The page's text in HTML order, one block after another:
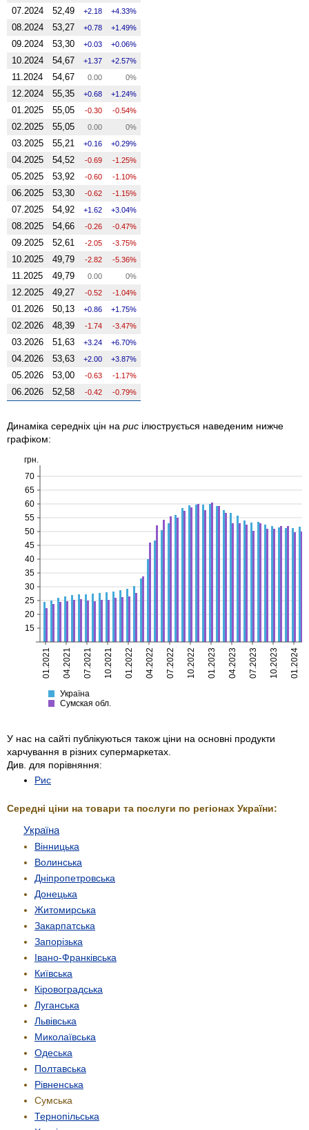
07.2024 52,49 2.18 4.33%
08.2024 53,27 0.78 1.49%
09.2024 53,30 0.03 0.06%
10.2024 54,67 1.37 2.57%
11.2024 54,67 0.00 0%
12.2024 55,35 0.68 1.24%
01.2025 55,05 -0.30 -0.54%
02.2025 55,05 0.00 0%
03.2025 55,21 0.16 0.29%
04.2025 54,52 -0.69 -1.25%
05.2025 53,92 -0.60 -1.10%
06.2025 53,30 -0.62 -1.15%
07.2025 54,92 1.62 3.04%
08.2025 54,66 -0.26 -0.47%
09.2025 52,61 -2.05 -3.75%
10.2025 49,79 -2.82 -5.36%
11.2025 49,79 0.00 0%
12.2025 49,27 -0.52 -1.04%
01.2026 50,13 0.86 1.75%
02.2026 48,39 -1.74 -3.47%
03.2026 51,63 3.24 6.70%
04.2026 53,63 2.00 3.87%
05.2026 53,00 -0.63 -1.17%
06.2026 52,58 -0.42 -0.79%
Динаміка середніх цін на рис ілюструється наведеним нижче
графіком:
Україна
Сумская
01.2021 04.2021 07.2021 10.2021 01.2022 04.2022 07.2022 10.2022 01.2023 04.2023 07.2023 10.2023 01.2024
15
20
25
30
35
40
45
50
55
60
65
70
грн.
Україна
Сумская обл.
У нас на сайті публікуються також ціни на основні продукти
харчування в різних супермаркетах.
Див. для порівняння:
Рис
Середні ціни на товари та послуги по регіонах України:
Україна
Вінницька
Волинська
Дніпропетровська
Донецька
Житомирська
Закарпатська
Запорізька
Івано-Франківська
Київська
Кіровоградська
Луганська
Львівська
Миколаївська
Одеська
Полтавська
Рівненська
Сумська
Тернопільська